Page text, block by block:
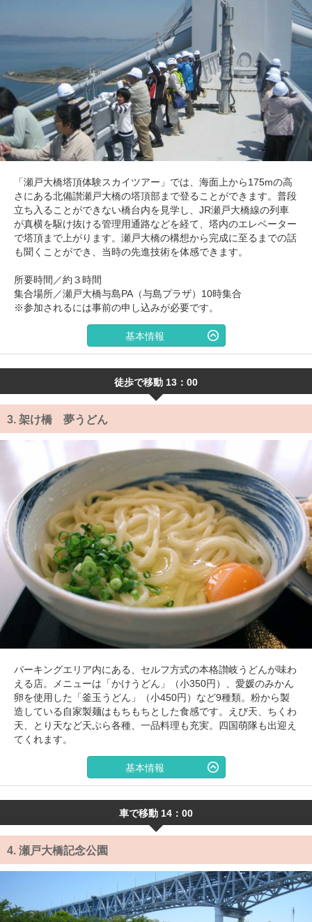
「瀬戸大橋塔頂体験スカイツアー」では、海面上から175mの高
さにある北備讃瀬戸大橋の塔頂部まで登ることができます。普段
立ち入ることができない橋台内を見学し、JR瀬戸大橋線の列車
が真横を駆け抜ける管理用通路などを経て、塔内のエレベーター
で塔頂まで上がります。瀬戸大橋の構想から完成に至るまでの話
も聞くことができ、当時の先進技術を体感できます。
所要時間／約３時間
集合場所／瀬戸大橋与島PA（与島プラザ）10時集合
※参加されるには事前の申し込みが必要です。
基本情報
徒歩で移動 13：00
3. 架け橋 夢うどん
パーキングエリア内にある、セルフ方式の本格讃岐うどんが味わ
える店。メニューは「かけうどん」（小350円）、愛媛のみかん
卵を使用した「釜玉うどん」（小450円）など9種類。粉から製
造している自家製麺はもちもちとした食感です。えび天、ちくわ
天、とり天など天ぷら各種、一品料理も充実。四国萌隊も出迎え
てくれます。
基本情報
車で移動 14：00
4. 瀬戸大橋記念公園